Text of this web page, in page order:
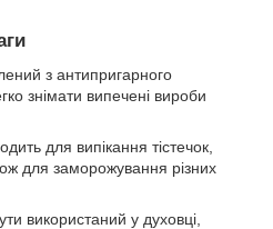
з антипригарного
знімати випечені вироби
для випікання тістечок,
для заморожування різних
використаний у духовці,